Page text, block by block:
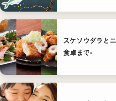
スケソウダラと
食卓まで-